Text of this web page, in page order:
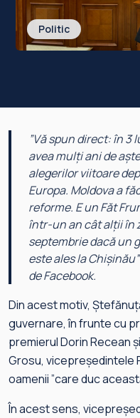
Politic
”Vă spun direct: în 3
avea mulți ani de
alegerilor viitoare
Europa. Moldova a
reforme. E un Făt
într-un an cât alții în
septembrie dacă un
este ales la Chișinău
de Facebook.
Din acest motiv,
guvernare, în frunte cu
premierul Dorin Recean
Grosu, vicepreședintele
oamenii ”care duc
În acest sens,